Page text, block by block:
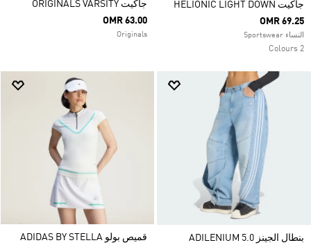
جاكيت HELIONIC LIGHT DOWN
OMR 69.25
النساء Sportswear
2 Colours
جاكيت ORIGINALS VARSITY
OMR 63.00
Originals
بنطال الجينز ADILENIUM 5.0
قميص بولو ADIDAS BY STELLA